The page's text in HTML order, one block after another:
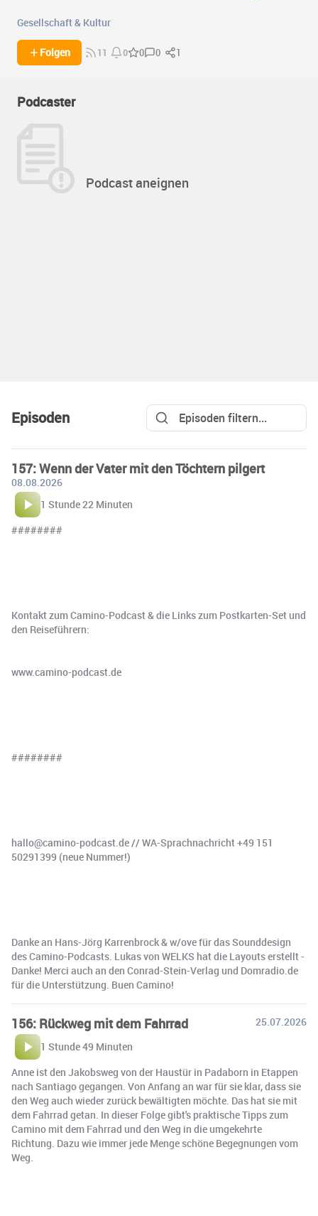
Gesellschaft & Kultur
Folgen 11 0 0 0 1
Podcaster
Podcast aneignen
Episoden
157: Wenn der Vater mit den Töchtern pilgert
08.08.2026
1 Stunde 22 Minuten
########
Kontakt zum Camino-Podcast & die Links zum Postkarten-Set und
den Reiseführern:
www.⁠⁠⁠⁠⁠⁠⁠⁠⁠⁠⁠⁠⁠camino-podcast.de⁠⁠⁠⁠⁠⁠⁠⁠⁠⁠⁠⁠⁠
########
hallo@camino-podcast.de⁠⁠⁠⁠⁠⁠ // ⁠⁠⁠⁠WA-Sprachnachricht +49 151
50291399 (neue Nummer!)
Danke an Hans-Jörg Karrenbrock & w/ove für das Sounddesign
des Camino-Podcasts. Lukas von WELKS hat die Layouts erstellt -
Danke! Merci auch an den Conrad-Stein-Verlag und ⁠⁠Domradio.de⁠⁠
für die Unterstützung. Buen Camino!
156: Rückweg mit dem Fahrrad
25.07.2026
1 Stunde 49 Minuten
Anne ist den Jakobsweg von der Haustür in Padaborn in Etappen
nach Santiago gegangen. Von Anfang an war für sie klar, dass sie
den Weg auch wieder zurück bewältigten möchte. Das hat sie mit
dem Fahrrad getan. In dieser Folge gibt's praktische Tipps zum
Camino mit dem Fahrrad und den Weg in die umgekehrte
Richtung. Dazu wie immer jede Menge schöne Begegnungen vom
Weg.